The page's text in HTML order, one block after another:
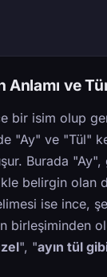
ve
bir isim olup
"Ay" ve "Tül"
Burada
belirgin olan
ise ince,
birleşiminden
", "ayın tül